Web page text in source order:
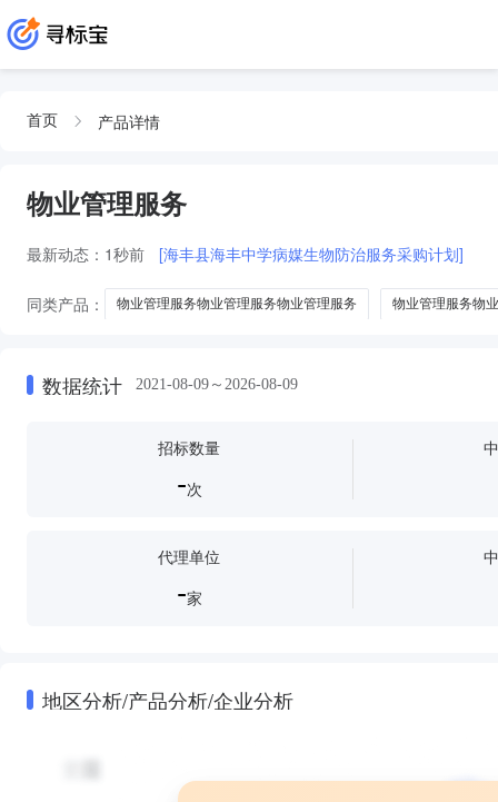
首页 产品详情
物业管理服务
最新动态： 1秒前 [海丰县海丰中学病媒生物防治服务采购计划]
同类产品： 物业管理服务物业管理服务物业管理服务 物业管理服务物
数据统计 2021-08-09～2026-08-09
招标数量
-次
代理单位
-家
地区分析/产品分析/企业分析